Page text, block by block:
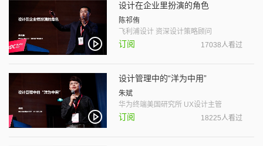
设计在企业里扮演的角色
陈祁侑
飞利浦设计 资深设计策略顾问
订阅 17038人看过
设计管理中的“洋为中用”
朱斌
华为终端美国研究所 UX设计主管
订阅 18225人看过